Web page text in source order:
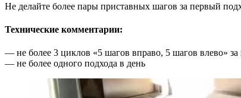
Не делайте более пары приставных шагов за первый
Технические комментарии:
— не более 3 циклов «5 шагов вправо, 5 шагов влево» за
— не более одного подхода в день